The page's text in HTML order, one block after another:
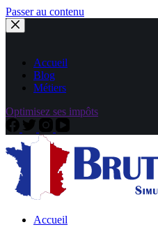
Passer au contenu
Accueil
Blog
Métiers
Optimisez ses impôts
Accueil